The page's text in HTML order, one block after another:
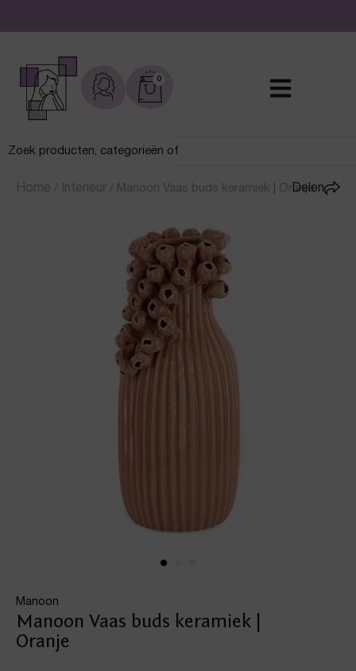
De leukste sieraden online en in de winkel
0
Home / Interieur / Manoon Vaas buds keramiek | Oranje
Manoon
Manoon Vaas buds keramiek |
Oranje
Delen